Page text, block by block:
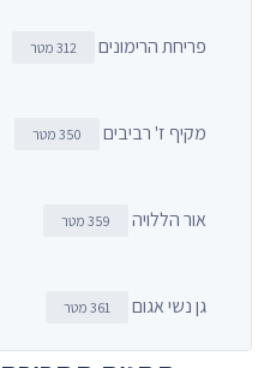
פריחת הרימונים 312 מטר
מקיף ז' רביבים 350 מטר
אור הללויה 359 מטר
גן נשי אגום 361 מטר